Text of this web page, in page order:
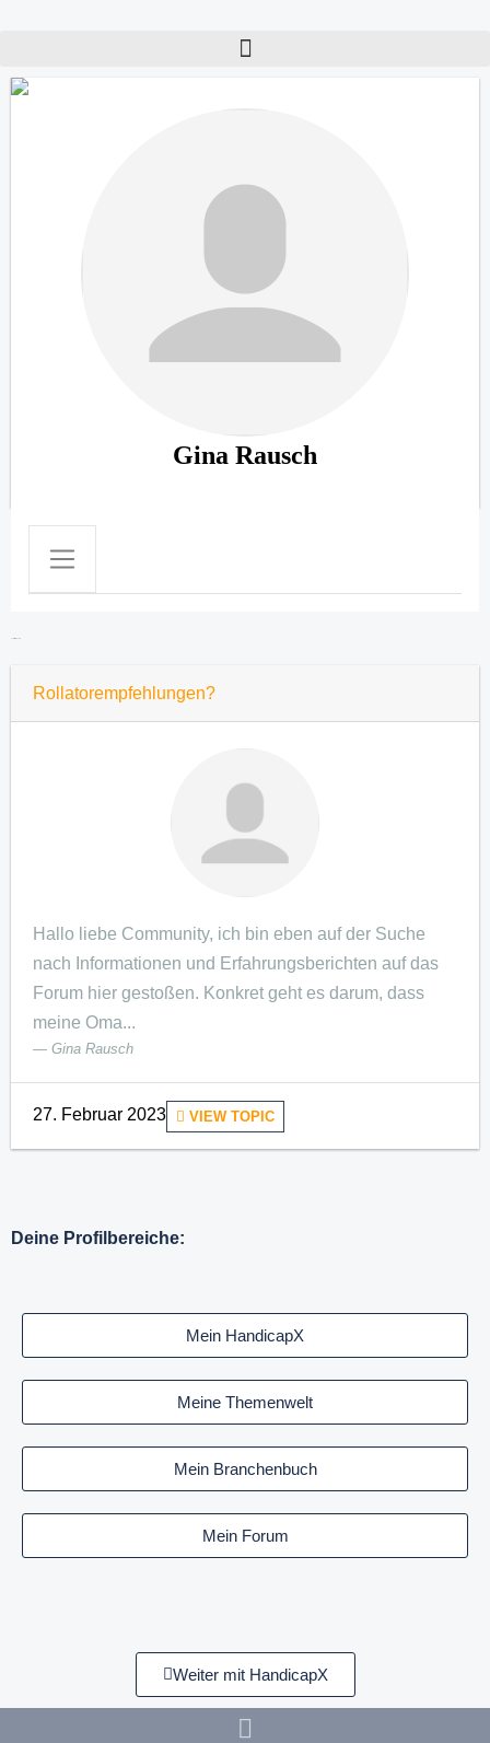
Gina Rausch
Rollatorempfehlungen?
Hallo liebe Community, ich bin eben auf der Suche
nach Informationen und Erfahrungsberichten auf das
Forum hier gestoßen. Konkret geht es darum, dass
meine Oma...
Gina Rausch
27. Februar 2023 VIEW TOPIC
Deine Profilbereiche:
Mein HandicapX
Meine Themenwelt
Mein Branchenbuch
Mein Forum
Weiter mit HandicapX